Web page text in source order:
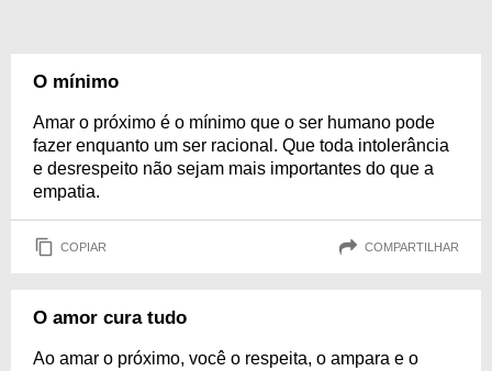
O mínimo
Amar o próximo é o mínimo que o ser humano pode
fazer enquanto um ser racional. Que toda intolerância
e desrespeito não sejam mais importantes do que a
empatia.
COPIAR COMPARTILHAR
O amor cura tudo
Ao amar o próximo, você o respeita, o ampara e o